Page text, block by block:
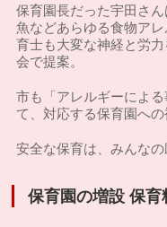
保育園長だった宇田さ
魚などあらゆる食物ア
育士も大変な神経と労
会で提案。
市も「アレルギーによ
て、対応する保育園への
安全な保育は、みんなの
保育園の増設 保